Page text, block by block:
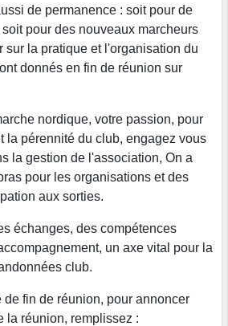
de permanence : soit pour de
pour des nouveaux marcheurs
sur la pratique et l'organisation du
donnés en fin de réunion sur
nordique, votre passion, pour
la pérennité du club, engagez vous
la gestion de l'association, On a
pour les organisations et des
aux sorties.
échanges, des compétences
un axe vital pour la
club.
de fin de réunion, pour annoncer
la réunion, remplissez :